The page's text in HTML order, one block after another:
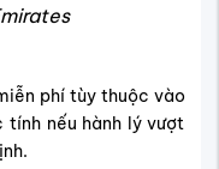
phí tùy thuộc vào
tính nếu hành lý vượt